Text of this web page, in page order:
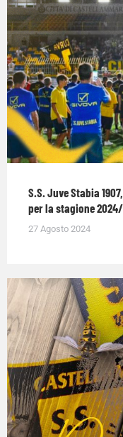
S.S. Juve Stabia
per la stagione
27 Agosto 2024